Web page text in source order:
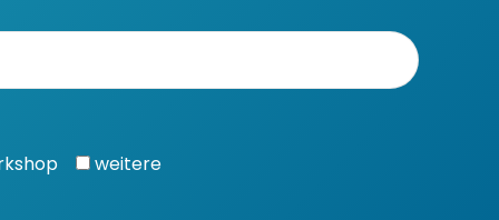
weitere